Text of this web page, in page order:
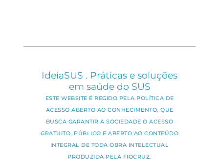
IdeiaSUS . Práticas e soluções
em saúde do SUS
ESTE WEBSITE É REGIDO PELA POLÍTICA DE
ACESSO ABERTO AO CONHECIMENTO, QUE
BUSCA GARANTIR À SOCIEDADE O ACESSO
GRATUITO, PÚBLICO E ABERTO AO CONTEÚDO
INTEGRAL DE TODA OBRA INTELECTUAL
PRODUZIDA PELA FIOCRUZ.